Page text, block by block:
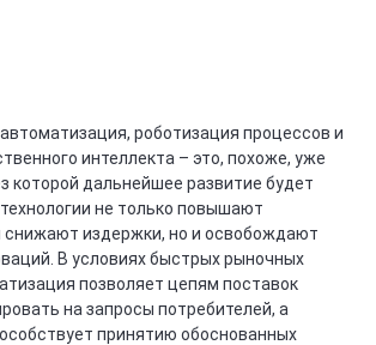
роботизация процессов и
интеллекта – это, похоже, уже
которой дальнейшее развитие будет
не только повышают
издержки, но и освобождают
В условиях быстрых рыночных
позволяет цепям поставок
на запросы потребителей, а
принятию обоснованных